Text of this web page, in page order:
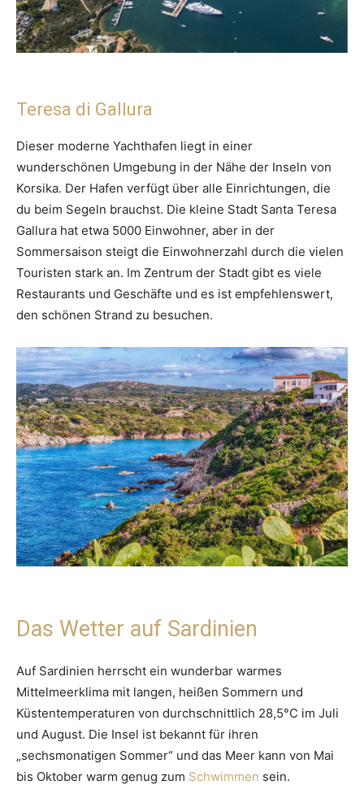
Teresa di Gallura
Dieser moderne Yachthafen liegt in einer
wunderschönen Umgebung in der Nähe der Inseln von
Korsika. Der Hafen verfügt über alle Einrichtungen, die
du beim Segeln brauchst. Die kleine Stadt Santa Teresa
Gallura hat etwa 5000 Einwohner, aber in der
Sommersaison steigt die Einwohnerzahl durch die vielen
Touristen stark an. Im Zentrum der Stadt gibt es viele
Restaurants und Geschäfte und es ist empfehlenswert,
den schönen Strand zu besuchen.
Das Wetter auf Sardinien
Auf Sardinien herrscht ein wunderbar warmes
Mittelmeerklima mit langen, heißen Sommern und
Küstentemperaturen von durchschnittlich 28,5°C im Juli
und August. Die Insel ist bekannt für ihren
„sechsmonatigen Sommer“ und das Meer kann von Mai
bis Oktober warm genug zum Schwimmen sein.